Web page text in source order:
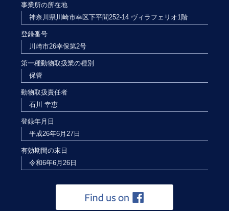
事業所の所在地
神奈川県川崎市幸区下平間252-14 ヴィラフェリオ1階
登録番号
川崎市26幸保第2号
第一種動物取扱業の種別
保管
動物取扱責任者
石川 幸恵
登録年月日
平成26年6月27日
有効期間の末日
令和6年6月26日